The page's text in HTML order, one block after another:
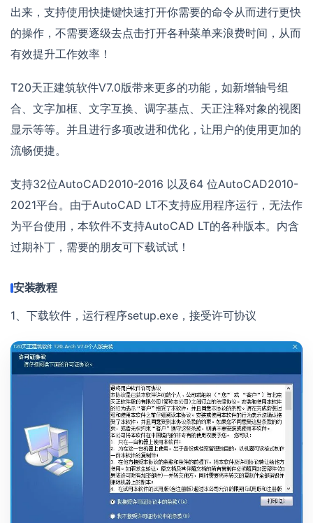
出来，支持使用快捷键快速打开你需要的命令从而进行更快
的操作，不需要逐级去点击打开各种菜单来浪费时间，从而
有效提升工作效率！
T20天正建筑软件V7.0版带来更多的功能，如新增轴号组
合、文字加框、文字互换、调字基点、天正注释对象的视图
显示等等。并且进行多项改进和优化，让用户的使用更加的
流畅便捷。
支持32位AutoCAD2010-2016 以及64 位AutoCAD2010-
2021平台。由于AutoCAD LT不支持应用程序运行，无法作
为平台使用，本软件不支持AutoCAD LT的各种版本。内含
过期补丁，需要的朋友可下载试试！
安装教程
1、下载软件，运行程序setup.exe，接受许可协议